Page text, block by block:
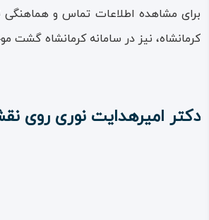
برای مشاهده اطلاعات تماس و هماهنگی
کرمانشاه، نیز در سامانه کرمانشاه
دکتر امیرهدایت نوری روی